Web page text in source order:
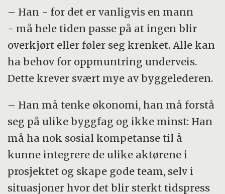
– Han - for det er vanligvis en mann
- må hele tiden passe på at ingen blir
overkjørt eller føler seg krenket. Alle kan
ha behov for oppmuntring underveis.
Dette krever svært mye av byggelederen.
– Han må tenke økonomi, han må forstå
seg på ulike byggfag og ikke minst: Han
må ha nok sosial kompetanse til å
kunne integrere de ulike aktørene i
prosjektet og skape gode team, selv i
situasjoner hvor det blir sterkt tidspress